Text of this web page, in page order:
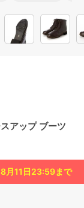
アップ ブーツ
8月11日23:59まで